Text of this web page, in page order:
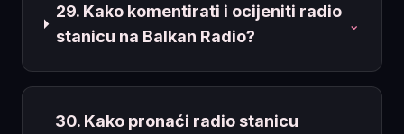
29. Kako komentirati i ocijeniti radio
stanicu na Balkan Radio?
⌄
30. Kako pronaći radio stanicu